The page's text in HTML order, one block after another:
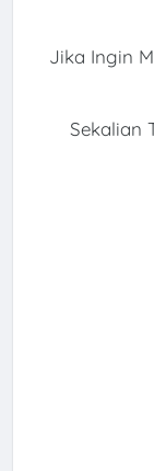
Jika Ingin
Sekalian